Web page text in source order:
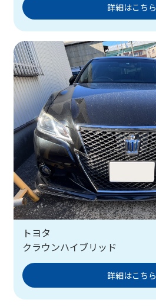
詳細はこちら
トヨタ
クラウンハイブリッド
詳細はこちら